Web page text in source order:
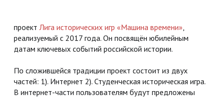
проект Лига исторических игр «Машина времени»
реализуемый с 2017 года. Он посвящён юбилейным
датам ключевых событий российской истории.
По сложившейся традиции проект состоит из двух
частей: 1). Интернет 2). Студенческая историческая игра.
В интернет-части пользователям будут предложены